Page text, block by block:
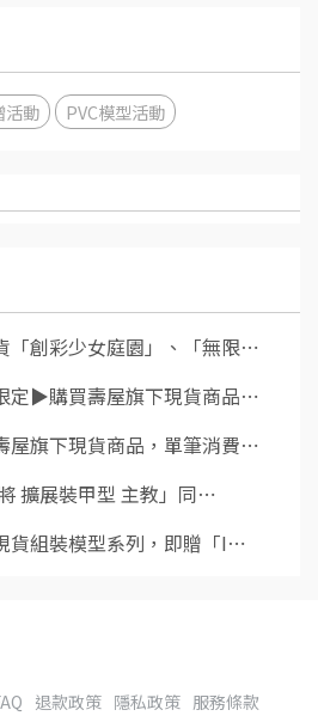
活動 PVC模型活動
「創彩少女庭園」、「無限⋯
定▶購買壽屋旗下現貨商品⋯
屋旗下現貨商品，單筆消費⋯
擴展裝甲型 主教」同⋯
貨組裝模型系列，即贈「I⋯
退款政策 隱私政策 服務條款